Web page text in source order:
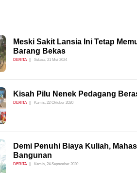
Meski Sakit Lansia Ini Tetap
Barang Bekas
DERITA Selasa, 21 Mei 2024
Kisah Pilu Nenek Pedagang
DERITA Kamis, 22 Oktober 2020
Demi Penuhi Biaya Kuliah,
Bangunan
DERITA Kamis, 24 September 2020